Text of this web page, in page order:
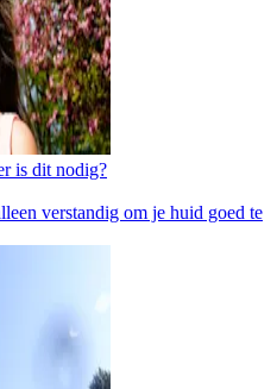
is dit nodig?
verstandig om je huid goed te